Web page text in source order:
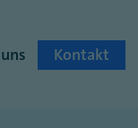
Kontakt